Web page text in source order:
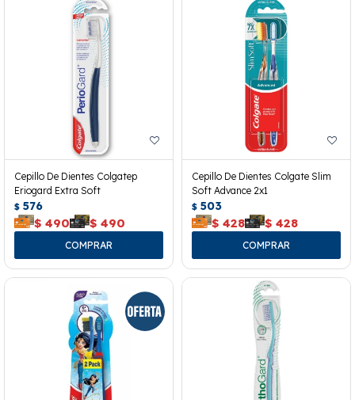
Cepillo De Dientes Colgatep
Eriogard Extra Soft
$ 576
$ 490 $ 490
Cepillo De Dientes Colgate Slim
Soft Advance 2x1
$ 503
$ 428 $ 428